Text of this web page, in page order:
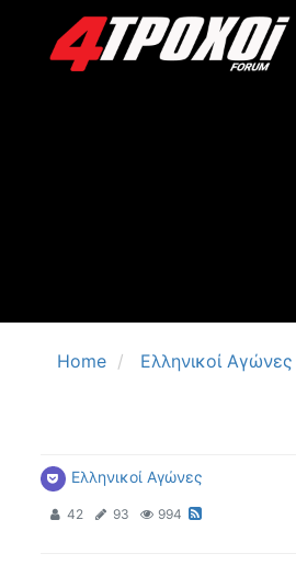
Home Ελληνικοί Αγώνες
Ελληνικοί Αγώνες
42 93 994